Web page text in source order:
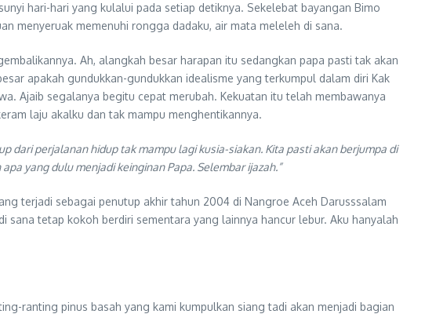
hari-hari yang kulalui pada setiap detiknya. Sekelebat bayangan Bimo
menyeruak memenuhi rongga dadaku, air mata meleleh di sana.
Ah, alangkah besar harapan itu sedangkan papa pasti tak akan
apakah gundukkan-gundukkan idealisme yang terkumpul dalam diri Kak
Ajaib segalanya begitu cepat merubah. Kekuatan itu telah membawanya
laju akalku dan tak mampu menghentikannya.
dari perjalanan hidup tak mampu lagi kusia-siakan. Kita pasti akan berjumpa di
yang dulu menjadi keinginan Papa. Selembar ijazah.”
terjadi sebagai penutup akhir tahun 2004 di Nangroe Aceh Darusssalam
tetap kokoh berdiri sementara yang lainnya hancur lebur. Aku hanyalah
ranting pinus basah yang kami kumpulkan siang tadi akan menjadi bagian